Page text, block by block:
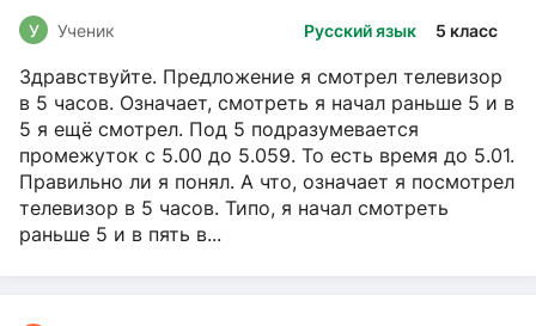
Русский язык 5 класс
У Ученик
Здравствуйте. Предложение я смотрел телевизор
в 5 часов. Означает, смотреть я начал раньше 5 и в
5 я ещё смотрел. Под 5 подразумевается
промежуток с 5.00 до 5.059. То есть время до 5.01.
Правильно ли я понял. А что, означает я посмотрел
телевизор в 5 часов. Типо, я начал смотреть
раньше 5 и в пять в...